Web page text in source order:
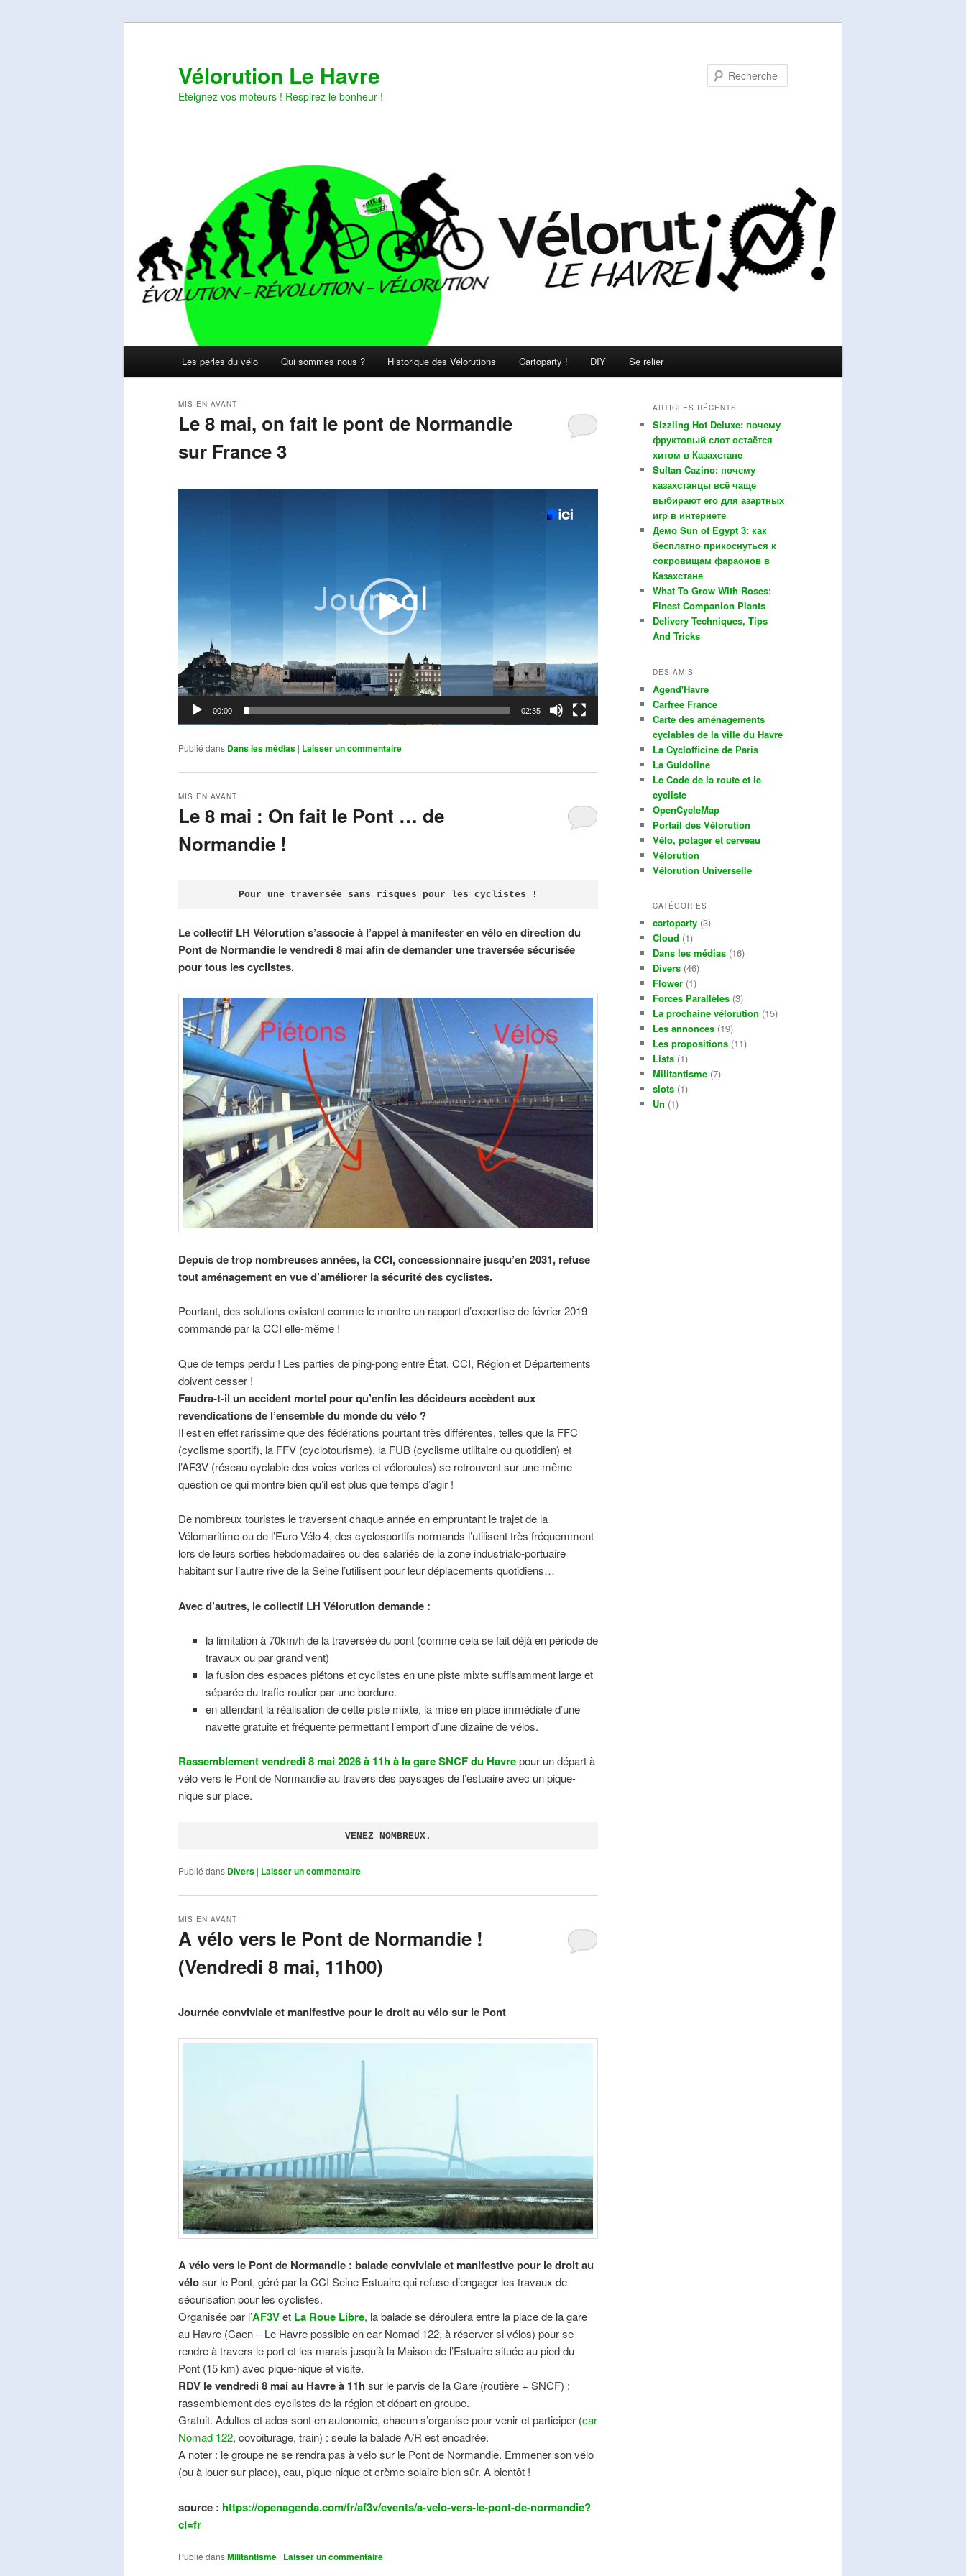
Vélorution Le Havre
Eteignez vos moteurs ! Respirez le bonheur !
Les perles du vélo Qui sommes nous ? Historique des Vélorutions Cartoparty ! DIY Se relier
Le 8 mai, on fait le pont de Normandie
sur France 3
MIS EN AVANT
00:00 02:35
Publié dans Dans les médias | Laisser un commentaire
Le 8 mai : On fait le Pont … de
Normandie !
MIS EN AVANT
Pour une traversée sans risques pour les cyclistes !
Le collectif LH Vélorution s’associe à l’appel à manifester en vélo en direction du
Pont de Normandie le vendredi 8 mai afin de demander une traversée sécurisée
pour tous les cyclistes.
Depuis de trop nombreuses années, la CCI, concessionnaire jusqu’en 2031, refuse
tout aménagement en vue d’améliorer la sécurité des cyclistes.
Pourtant, des solutions existent comme le montre un rapport d’expertise de février 2019
commandé par la CCI elle-même !
Que de temps perdu ! Les parties de ping-pong entre État, CCI, Région et Départements
doivent cesser !
Faudra-t-il un accident mortel pour qu’enfin les décideurs accèdent aux
revendications de l’ensemble du monde du vélo ?
Il est en effet rarissime que des fédérations pourtant très différentes, telles que la FFC
(cyclisme sportif), la FFV (cyclotourisme), la FUB (cyclisme utilitaire ou quotidien) et
l’AF3V (réseau cyclable des voies vertes et véloroutes) se retrouvent sur une même
question ce qui montre bien qu’il est plus que temps d’agir !
De nombreux touristes le traversent chaque année en empruntant le trajet de la
Vélomaritime ou de l’Euro Vélo 4, des cyclosportifs normands l’utilisent très fréquemment
lors de leurs sorties hebdomadaires ou des salariés de la zone industrialo-portuaire
habitant sur l’autre rive de la Seine l’utilisent pour leur déplacements quotidiens…
Avec d’autres, le collectif LH Vélorution demande :
la limitation à 70km/h de la traversée du pont (comme cela se fait déjà en période de
travaux ou par grand vent)
la fusion des espaces piétons et cyclistes en une piste mixte suffisamment large et
séparée du trafic routier par une bordure.
en attendant la réalisation de cette piste mixte, la mise en place immédiate d’une
navette gratuite et fréquente permettant l’emport d’une dizaine de vélos.
Rassemblement vendredi 8 mai 2026 à 11h à la gare SNCF du Havrepour un départ à
vélo vers le Pont de Normandie au travers des paysages de l’estuaire avec un pique-
nique sur place.
VENEZ NOMBREUX.
Publié dans Divers | Laisser un commentaire
A vélo vers le Pont de Normandie !
(Vendredi 8 mai, 11h00)
MIS EN AVANT
Journée conviviale et manifestive pour le droit au vélo sur le Pont
A vélo vers le Pont de Normandie : balade conviviale et manifestivepour le droit au
vélosur le Pont, géré par la CCI Seine Estuaire qui refuse d’engager les travaux de
sécurisation pour les cyclistes.
Organisée par l’AF3Vet La Roue Libre, la balade se déroulera entre la place de la gare
au Havre (Caen – Le Havre possible en car Nomad 122, à réserver si vélos) pour se
rendre à travers le port et les marais jusqu’à la Maison de l’Estuaire située au pied du
Pont (15 km) avec pique-nique et visite.
RDV le vendredi 8 mai au Havre à 11h sur le parvis de la Gare (routière + SNCF) :
rassemblement des cyclistes de la région et départ en groupe.
Gratuit. Adultes et ados sont en autonomie, chacun s’organise pour venir et participer (car
Nomad 122, covoiturage, train) : seule la balade A/R est encadrée.
A noter : le groupe ne se rendra pas à vélo sur le Pont de Normandie. Emmener son vélo
(ou à louer sur place), eau, pique-nique et crème solaire bien sûr. A bientôt !
source : https://openagenda.com/fr/af3v/events/a-velo-vers-le-pont-de-normandie?
cl=fr
Publié dansMilitantisme | Laisser un commentaire
ARTICLES RÉCENTS
Sizzling Hot Deluxe: почему
фруктовый слот остаётся
хитом в Казахстане
Sultan Cazino: почему
казахстанцы всё чаще
выбирают его для азартных
игр в интернете
Демо Sun of Egypt 3: как
бесплатно прикоснуться к
сокровищам фараонов в
Казахстане
What To Grow With Roses:
Finest Companion Plants
Delivery Techniques, Tips
And Tricks
DES AMIS
Agend'Havre
Carfree France
Carte des aménagements
cyclables de la ville du Havre
La Cyclofficine de Paris
La Guidoline
Le Code de la route et le
cycliste
OpenCycleMap
Portail des Vélorution
Vélo, potager et cerveau
Vélorution
Vélorution Universelle
CATÉGORIES
cartoparty (3)
Cloud (1)
Dans les médias (16)
Divers (46)
Flower (1)
Forces Parallèles (3)
La prochaine vélorution (15)
Les annonces (19)
Les propositions (11)
Lists (1)
Militantisme (7)
slots (1)
Un (1)